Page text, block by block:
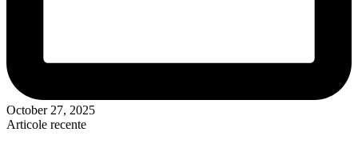
October 27, 2025
Articole recente